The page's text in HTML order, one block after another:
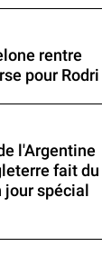
rentre
pour Rodri
l'Argentine
fait du
spécial